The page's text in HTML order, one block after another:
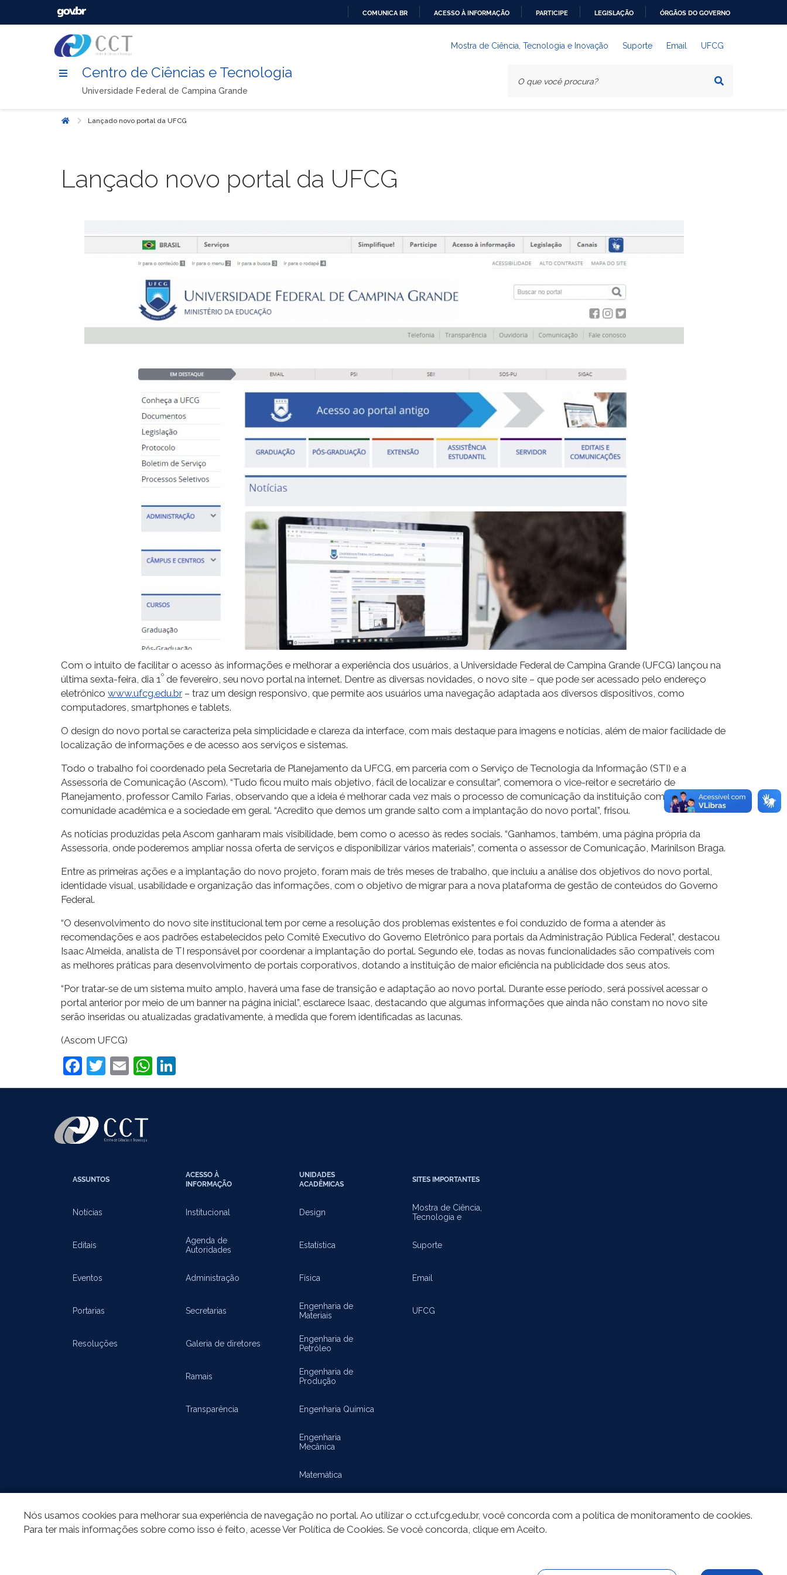
COMUNICA BR ACESSO À INFORMAÇÃO PARTICIPE LEGISLAÇÃO ÓRGÃOS DO GOVERNO
Mostra de Ciência, Tecnologia e Inovação Suporte Email UFCG
Centro de Ciências e Tecnologia
Universidade Federal de Campina Grande
Início Lançado novo portal da UFCG
Lançado novo portal da UFCG
Com o intuito de facilitar o acesso às informações e melhorar a experiência dos usuários, a Universidade Federal de Campina Grande (UFCG) lançou na
última sexta-feira, dia 1 º de fevereiro, seu novo portal na internet. Dentre as diversas novidades, o novo site – que pode ser acessado pelo endereço
eletrônico www.ufcg.edu.br– traz um design responsivo, que permite aos usuários uma navegação adaptada aos diversos dispositivos, como
computadores, smartphones e tablets.
O design do novo portal se caracteriza pela simplicidade e clareza da interface, com mais destaque para imagens e notícias, além de maior facilidade de
localização de informações e de acesso aos serviços e sistemas.
Todo o trabalho foi coordenado pela Secretaria de Planejamento da UFCG, em parceria com o Serviço de Tecnologia da Informação (STI) e a
Assessoria de Comunicação (Ascom). “Tudo ficou muito mais objetivo, fácil de localizar e consultar”, comemora o vice-reitor e secretário de
Planejamento, professor Camilo Farias, observando que a ideia é melhorar cada vez mais o processo de comunicação da instituição com a
comunidade acadêmica e a sociedade em geral. “Acredito que demos um grande salto com a implantação do novo portal”, frisou.
As notícias produzidas pela Ascom ganharam mais visibilidade, bem como o acesso às redes sociais. “Ganhamos, também, uma página própria da
Assessoria, onde poderemos ampliar nossa oferta de serviços e disponibilizar vários materiais”, comenta o assessor de Comunicação, Marinilson Braga.
Entre as primeiras ações e a implantação do novo projeto, foram mais de três meses de trabalho, que incluiu a análise dos objetivos do novo portal,
identidade visual, usabilidade e organização das informações, com o objetivo de migrar para a nova plataforma de gestão de conteúdos do Governo
Federal.
“O desenvolvimento do novo site institucional tem por cerne a resolução dos problemas existentes e foi conduzido de forma a atender às
recomendações e aos padrões estabelecidos pelo Comitê Executivo do Governo Eletrônico para portais da Administração Pública Federal”, destacou
Isaac Almeida, analista de TI responsável por coordenar a implantação do portal. Segundo ele, todas as novas funcionalidades são compatíveis com
as melhores práticas para desenvolvimento de portais corporativos, dotando a instituição de maior eficiência na publicidade dos seus atos.
“Por tratar-se de um sistema muito amplo, haverá uma fase de transição e adaptação ao novo portal. Durante esse período, será possível acessar o
portal anterior por meio de um banner na página inicial”, esclarece Isaac, destacando que algumas informações que ainda não constam no novo site
serão inseridas ou atualizadas gradativamente, à medida que forem identificadas as lacunas.
(Ascom UFCG)
Facebook
Twitter
EmailWhatsApp
ASSUNTOS
Notícias
Editais
Eventos
Portarias
Resoluções
ACESSO À
INFORMAÇÃO
Institucional
Agenda de
Autoridades
Administração
Secretarias
Galeria de diretores
Ramais
Transparência
UNIDADES
ACADÊMICAS
Design
Estatística
Física
Engenharia de
Materiais
Engenharia de
Petróleo
Engenharia de
Produção
Engenharia Química
Engenharia
Mecânica
Matemática
SITES IMPORTANTES
Mostra de Ciência,
Tecnologia e
Suporte
Email
UFCG
REDES SOCIAIS
Nós usamos cookies para melhorar sua experiência de navegação no portal. Ao utilizar o cct.ufcg.edu.br, você concorda com a política de monitoramento de cookies.
Para ter mais informações sobre como isso é feito, acesse Ver Política de Cookies. Se você concorda, clique em Aceito.